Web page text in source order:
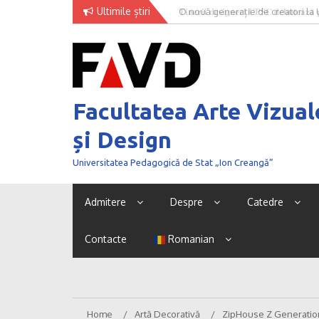
Ultimile știri O nouă generație de creatori la
Facultatea Arte
și Design
Universitatea Pedagogică de Stat „Ion Creangă”
Admitere Despre Catedre
Contacte Romanian
Home Artă Decorativă ZipHouse Z